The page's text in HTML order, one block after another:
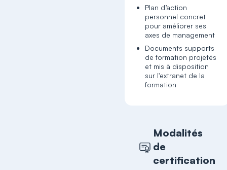
Plan d’action
personnel concret
pour améliorer ses
axes de management
Documents supports
de formation projetés
et mis à disposition
sur l'extranet de la
formation
Modalités
de
certification